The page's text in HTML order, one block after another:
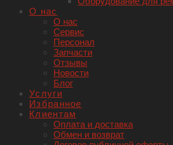
О нас
О нас
Сервис
Персонал
Запчасти
Отзывы
Новости
Блог
Услуги
Избранное
Клиентам
Оплата и доставка
Обмен и возврат